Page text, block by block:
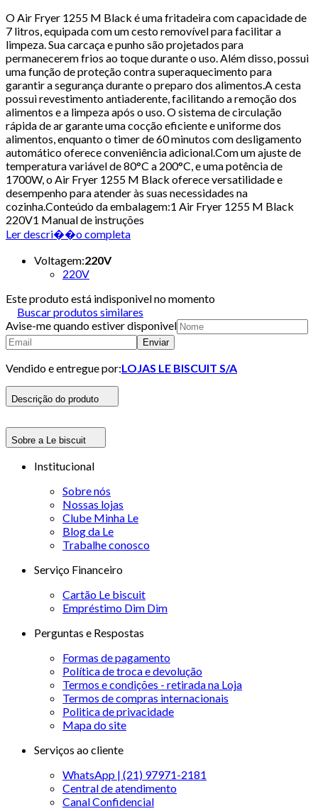
O Air Fryer 1255 M Black é uma fritadeira com capacidade de
7 litros, equipada com um cesto removível para facilitar a
limpeza. Sua carcaça e punho são projetados para
permanecerem frios ao toque durante o uso. Além disso, possui
uma função de proteção contra superaquecimento para
garantir a segurança durante o preparo dos alimentos.A cesta
possui revestimento antiaderente, facilitando a remoção dos
alimentos e a limpeza após o uso. O sistema de circulação
rápida de ar garante uma cocção eficiente e uniforme dos
alimentos, enquanto o timer de 60 minutos com desligamento
automático oferece conveniência adicional.Com um ajuste de
temperatura variável de 80°C a 200°C, e uma potência de
1700W, o Air Fryer 1255 M Black oferece versatilidade e
desempenho para atender às suas necessidades na
cozinha.Conteúdo da embalagem:1 Air Fryer 1255 M Black
220V1 Manual de instruções
Ler descri��o completa
Voltagem:220V
220V
Este produto está indisponivel no momento
Buscar produtos similares
Avise-me quando estiver disponivel
Enviar
Vendido e entregue por:LOJAS LE BISCUIT S/A
Descrição do produto
Sobre a Le biscuit
Institucional
Sobre nós
Nossas lojas
Clube Minha Le
Blog da Le
Trabalhe conosco
Serviço Financeiro
Cartão Le biscuit
Empréstimo Dim Dim
Perguntas e Respostas
Formas de pagamento
Política de troca e devolução
Termos e condições - retirada na Loja
Termos de compras internacionais
Politica de privacidade
Mapa do site
Serviços ao cliente
WhatsApp | (21) 97971-2181
Central de atendimento
Canal Confidencial